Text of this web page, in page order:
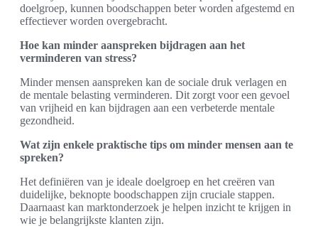
doelgroep, kunnen boodschappen beter worden afgestemd en
effectiever worden overgebracht.
Hoe kan minder aanspreken bijdragen aan het
verminderen van stress?
Minder mensen aanspreken kan de sociale druk verlagen en
de mentale belasting verminderen. Dit zorgt voor een gevoel
van vrijheid en kan bijdragen aan een verbeterde mentale
gezondheid.
Wat zijn enkele praktische tips om minder mensen aan te
spreken?
Het definiëren van je ideale doelgroep en het creëren van
duidelijke, beknopte boodschappen zijn cruciale stappen.
Daarnaast kan marktonderzoek je helpen inzicht te krijgen in
wie je belangrijkste klanten zijn.